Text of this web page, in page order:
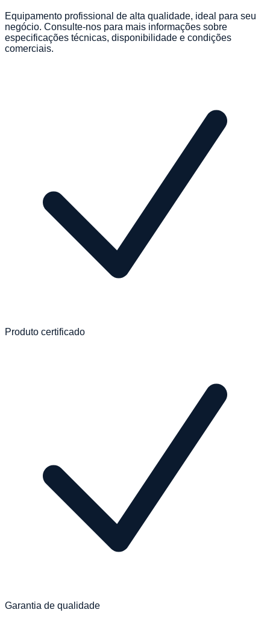
Equipamento profissional de alta qualidade, ideal para seu
negócio. Consulte-nos para mais informações sobre
especificações técnicas, disponibilidade e condições
comerciais.
Produto certificado
Garantia de qualidade